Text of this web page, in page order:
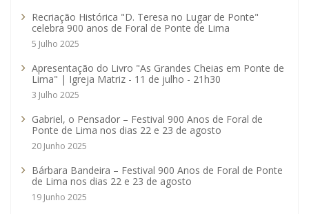
Recriação Histórica "D. Teresa no Lugar de Ponte"
celebra 900 anos de Foral de Ponte de Lima
5 Julho 2025
Apresentação do Livro "As Grandes Cheias em Ponte de
Lima" | Igreja Matriz - 11 de julho - 21h30
3 Julho 2025
Gabriel, o Pensador – Festival 900 Anos de Foral de
Ponte de Lima nos dias 22 e 23 de agosto
20 Junho 2025
Bárbara Bandeira – Festival 900 Anos de Foral de Ponte
de Lima nos dias 22 e 23 de agosto
19 Junho 2025